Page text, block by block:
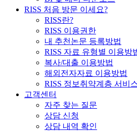
RISS 처음 방문 이세요?
RISS란?
RISS 이용권한
내 추천논문 등록방법
RISS 자료 유형별 이용방
복사/대출 이용방법
해외전자자료 이용방법
RISS 정보취약계층 서비
고객센터
자주 찾는 질문
상담 신청
상담 내역 확인